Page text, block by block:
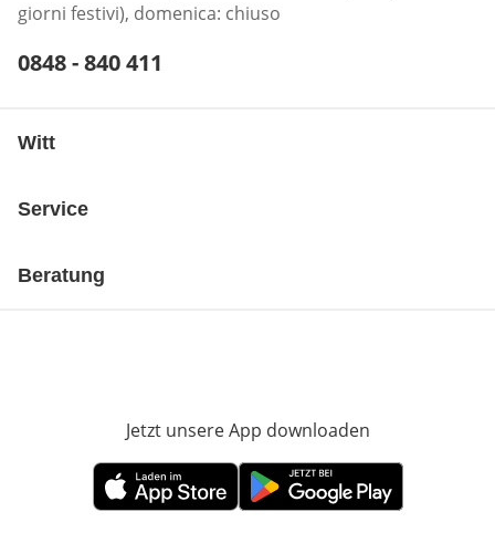
giorni festivi), domenica: chiuso
Telefonnummer:
0848 - 840 411
Witt
Service
Beratung
Jetzt unsere App downloaden
Öffnet in neuem FensterÖffnet in neuem Fenster